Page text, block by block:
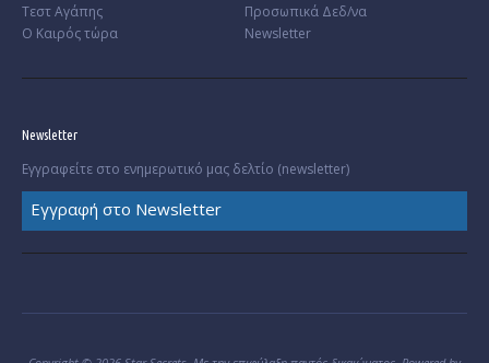
Τεστ Αγάπης
Ο Καιρός τώρα
Προσωπικά Δεδ/να
Newsletter
Newsletter
Εγγραφείτε στο ενημερωτικό μας δελτίο (newsletter)
Εγγραφή στο Newsletter